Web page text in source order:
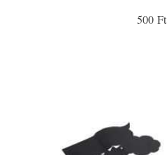
500 Ft